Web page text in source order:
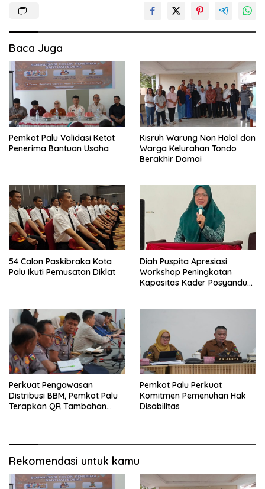
Baca Juga
Pemkot Palu Validasi Ketat
Penerima Bantuan Usaha
Kisruh Warung Non Halal dan
Warga Kelurahan Tondo
Berakhir Damai
54 Calon Paskibraka Kota
Palu Ikuti Pemusatan Diklat
Diah Puspita Apresiasi
Workshop Peningkatan
Kapasitas Kader Posyandu
Perkuat Pengawasan
Distribusi BBM, Pemkot Palu
Terapkan QR Tambahan
Pemkot Palu Perkuat
Komitmen Pemenuhan Hak
Disabilitas
Rekomendasi untuk kamu